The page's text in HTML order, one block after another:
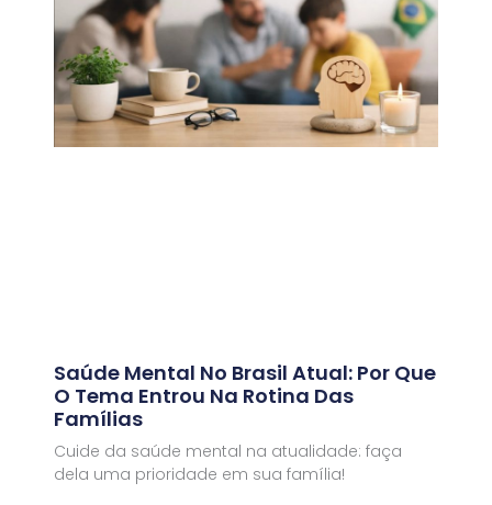
Saúde Mental No Brasil Atual: Por Que
O Tema Entrou Na Rotina Das
Famílias
Cuide da saúde mental na atualidade: faça
dela uma prioridade em sua família!